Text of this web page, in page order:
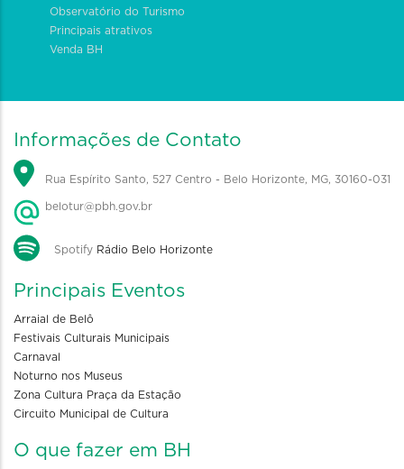
Observatório do Turismo
Principais atrativos
Venda BH
Informações de Contato
Rua Espírito Santo, 527 Centro - Belo Horizonte, MG, 30160-031
belotur@pbh.gov.br
Spotify Rádio Belo Horizonte
Principais Eventos
Arraial de Belô
Festivais Culturais Municipais
Carnaval
Noturno nos Museus
Zona Cultura Praça da Estação
Circuito Municipal de Cultura
O que fazer em BH